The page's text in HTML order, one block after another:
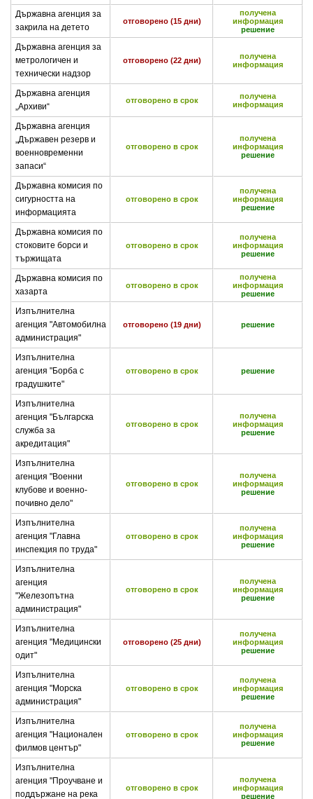
Държавна агенция за
закрила на детето
отговорено (15 дни)
получена
информация
решение
Държавна агенция за
метрологичен и
технически надзор
отговорено (22 дни)
получена
информация
Държавна агенция
„Архиви“
отговорено в срок
получена
информация
Държавна агенция
„Държавен резерв и
военновременни
запаси“
отговорено в срок
получена
информация
решение
Държавна комисия по
сигурността на
информацията
отговорено в срок
получена
информация
решение
Държавна комисия по
стоковите борси и
тържищата
отговорено в срок
получена
информация
решение
Държавна комисия по
хазарта
отговорено в срок
получена
информация
решение
Изпълнителна
агенция "Автомобилна
администрация"
отговорено (19 дни) решение
Изпълнителна
агенция "Борба с
градушките"
отговорено в срок решение
Изпълнителна
агенция "Българска
служба за
акредитация"
отговорено в срок
получена
информация
решение
Изпълнителна
агенция "Военни
клубове и военно-
почивно дело"
отговорено в срок
получена
информация
решение
Изпълнителна
агенция "Главна
инспекция по труда"
отговорено в срок
получена
информация
решение
Изпълнителна
агенция
"Железопътна
администрация"
отговорено в срок
получена
информация
решение
Изпълнителна
агенция "Медицински
одит"
отговорено (25 дни)
получена
информация
решение
Изпълнителна
агенция "Морска
администрация"
отговорено в срок
получена
информация
решение
Изпълнителна
агенция "Национален
филмов център"
отговорено в срок
получена
информация
решение
Изпълнителна
агенция "Проучване и
поддържане на река
отговорено в срок
получена
информация
решение